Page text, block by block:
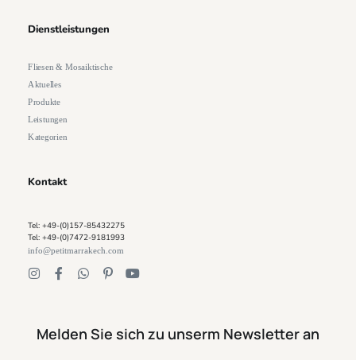
Dienstleistungen
Fliesen & Mosaiktische
Aktuelles
Produkte
Leistungen
Kategorien
Kontakt
Tel: +49-(0)157-85432275
Tel: +49-(0)7472-9181993
info@petitmarrakech.com
Melden Sie sich zu unserm Newsletter an